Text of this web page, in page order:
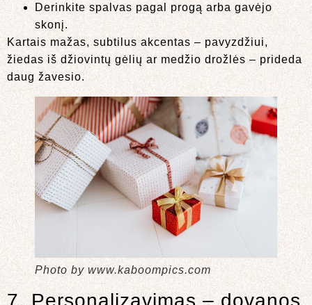
Derinkite spalvas pagal progą arba gavėjo
skonį.
Kartais mažas, subtilus akcentas – pavyzdžiui,
žiedas iš džiovintų gėlių ar medžio drožlės – prideda
daug žavesio.
Photo by www.kaboompics.com
7. Personalizavimas – dovanos